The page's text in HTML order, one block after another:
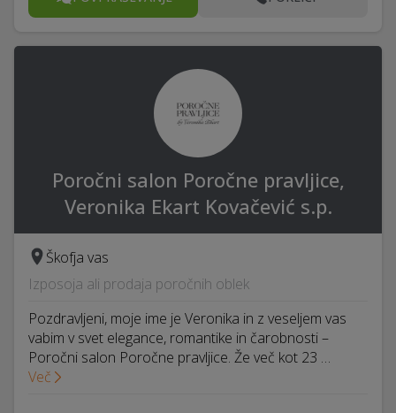
Poročni salon Poročne pravljice,
Veronika Ekart Kovačević s.p.
Škofja vas
Izposoja ali prodaja poročnih oblek
Pozdravljeni, moje ime je Veronika in z veseljem vas
vabim v svet elegance, romantike in čarobnosti –
Poročni salon Poročne pravljice. Že več kot 23 …
Več